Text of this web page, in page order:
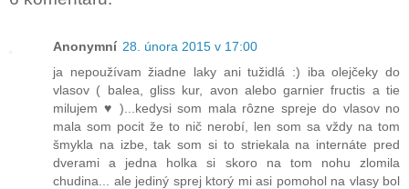
Anonymní 28. února 2015 v 17:00
ja nepoužívam žiadne laky ani tužidlá :) iba olejčeky do
vlasov ( balea, gliss kur, avon alebo garnier fructis a tie
milujem ♥ )...kedysi som mala rôzne spreje do vlasov no
mala som pocit že to nič nerobí, len som sa vždy na tom
šmykla na izbe, tak som si to striekala na internáte pred
dverami a jedna holka si skoro na tom nohu zlomila
chudina... ale jediný sprej ktorý mi asi pomohol na vlasy bol